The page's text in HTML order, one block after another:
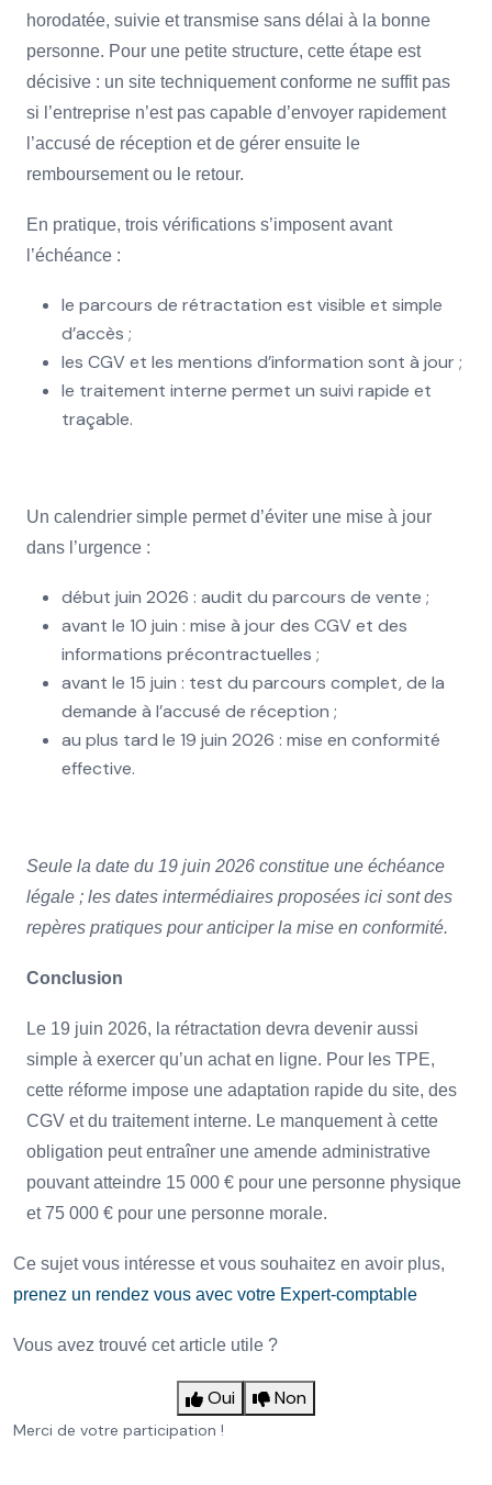
horodatée, suivie et transmise sans délai à la bonne
personne. Pour une petite structure, cette étape est
décisive : un site techniquement conforme ne suffit pas
si l’entreprise n’est pas capable d’envoyer rapidement
l’accusé de réception et de gérer ensuite le
remboursement ou le retour.
En pratique, trois vérifications s’imposent avant
l’échéance :
le parcours de rétractation est visible et simple
d’accès ;
les CGV et les mentions d’information sont à jour ;
le traitement interne permet un suivi rapide et
traçable.
Un calendrier simple permet d’éviter une mise à jour
dans l’urgence :
début juin 2026 : audit du parcours de vente ;
avant le 10 juin : mise à jour des CGV et des
informations précontractuelles ;
avant le 15 juin : test du parcours complet, de la
demande à l’accusé de réception ;
au plus tard le 19 juin 2026 : mise en conformité
effective.
Seule la date du 19 juin 2026 constitue une échéance
légale ; les dates intermédiaires proposées ici sont des
repères pratiques pour anticiper la mise en conformité.
Conclusion
Le 19 juin 2026, la rétractation devra devenir aussi
simple à exercer qu’un achat en ligne. Pour les TPE,
cette réforme impose une adaptation rapide du site, des
CGV et du traitement interne. Le manquement à cette
obligation peut entraîner une amende administrative
pouvant atteindre 15 000 € pour une personne physique
et 75 000 € pour une personne morale.
Ce sujet vous intéresse et vous souhaitez en avoir plus,
prenez un rendez vous avec votre Expert-comptable
Vous avez trouvé cet article utile ?
Oui Non
Merci de votre participation !